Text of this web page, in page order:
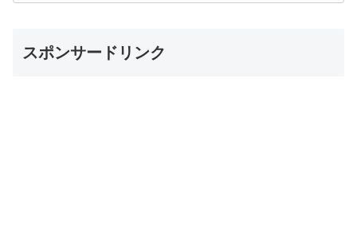
スポンサードリンク